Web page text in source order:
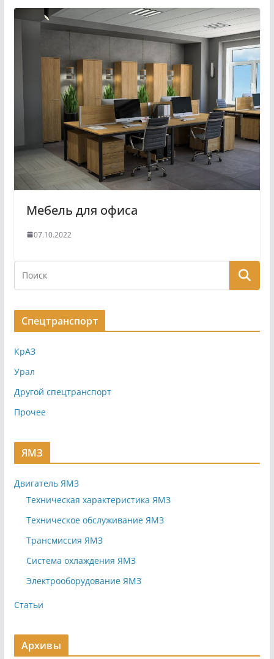
Мебель для офиса
07.10.2022
Спецтранспорт
КрАЗ
Урал
Другой спецтранспорт
Прочее
ЯМЗ
Двигатель ЯМЗ
Техническая характеристика ЯМЗ
Техническое обслуживание ЯМЗ
Трансмиссия ЯМЗ
Система охлаждения ЯМЗ
Электрооборудование ЯМЗ
Статьи
Архивы